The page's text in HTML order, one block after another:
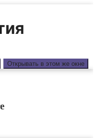
Открывать в этом же окне